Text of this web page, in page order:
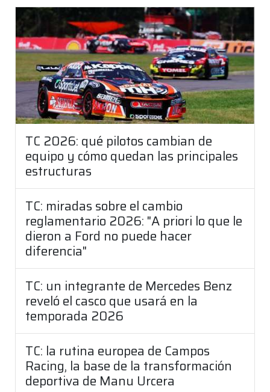
TC 2026: qué pilotos cambian de
equipo y cómo quedan las principales
estructuras
TC: miradas sobre el cambio
reglamentario 2026: "A priori lo que le
dieron a Ford no puede hacer
diferencia"
TC: un integrante de Mercedes Benz
reveló el casco que usará en la
temporada 2026
TC: la rutina europea de Campos
Racing, la base de la transformación
deportiva de Manu Urcera